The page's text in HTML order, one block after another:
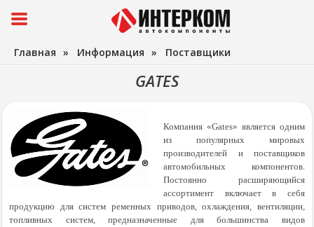
Главная » Информация » Поставщики
GATES
Компания «Gates» является одним
из популярных мировых
производителей и поставщиков
автомобильных компонентов.
Постоянно расширяющийся
ассортимент включает в себя
продукцию для систем ременных приводов, охлаждения, вентиляции,
топливных систем, предназначенные для большинства видов